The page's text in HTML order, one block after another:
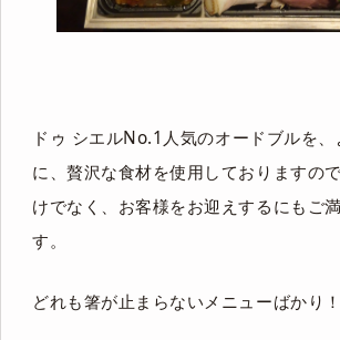
ドゥ シエルNo.1人気のオードブルを
に、贅沢な食材を使用しておりますの
けでなく、お客様をお迎えするにもご
す。
どれも箸が止まらないメニューばかり！